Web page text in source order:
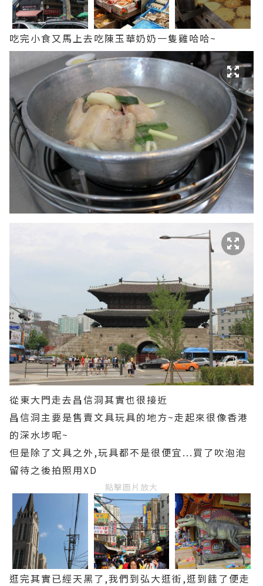
吃完小食又馬上去吃陳玉華奶奶一隻雞哈哈~
從東大門走去昌信洞其實也很接近
昌信洞主要是售賣文具玩具的地方~走起來很像香港
的深水埗呢~
但是除了文具之外,玩具都不是很便宜...買了吹泡泡
留待之後拍照用XD
點擊圖片放大
逛完其實已經天黑了,我們到弘大逛街,逛到餓了便走